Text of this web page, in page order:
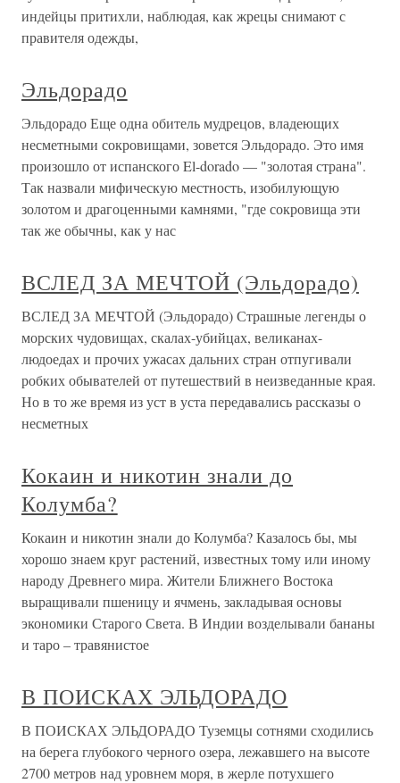
индейцы притихли, наблюдая, как жрецы снимают с
правителя одежды,
Эльдорадо
Эльдорадо Еще одна обитель мудрецов, владеющих
несметными сокровищами, зовется Эльдорадо. Это имя
произошло от испанского El-dorado — "золотая страна".
Так назвали мифическую местность, изобилующую
золотом и драгоценными камнями, "где сокровища эти
так же обычны, как у нас
ВСЛЕД ЗА МЕЧТОЙ (Эльдорадо)
ВСЛЕД ЗА МЕЧТОЙ (Эльдорадо) Страшные легенды о
морских чудовищах, скалах-убийцах, великанах-
людоедах и прочих ужасах дальних стран отпугивали
робких обывателей от путешествий в неизведанные края.
Но в то же время из уст в уста передавались рассказы о
несметных
Кокаин и никотин знали до
Колумба?
Кокаин и никотин знали до Колумба? Казалось бы, мы
хорошо знаем круг растений, известных тому или иному
народу Древнего мира. Жители Ближнего Востока
выращивали пшеницу и ячмень, закладывая основы
экономики Старого Света. В Индии возделывали бананы
и таро – травянистое
В ПОИСКАХ ЭЛЬДОРАДО
В ПОИСКАХ ЭЛЬДОРАДО Туземцы сотнями сходились
на берега глубокого черного озера, лежавшего на высоте
2700 метров над уровнем моря, в жерле потухшего